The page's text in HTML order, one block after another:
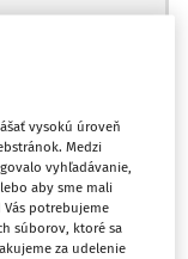
len
oblasti je
vysokú úroveň
Medzi
vyhľadávanie,
aby sme mali
potrebujeme
súborov, ktoré sa
za udelenie